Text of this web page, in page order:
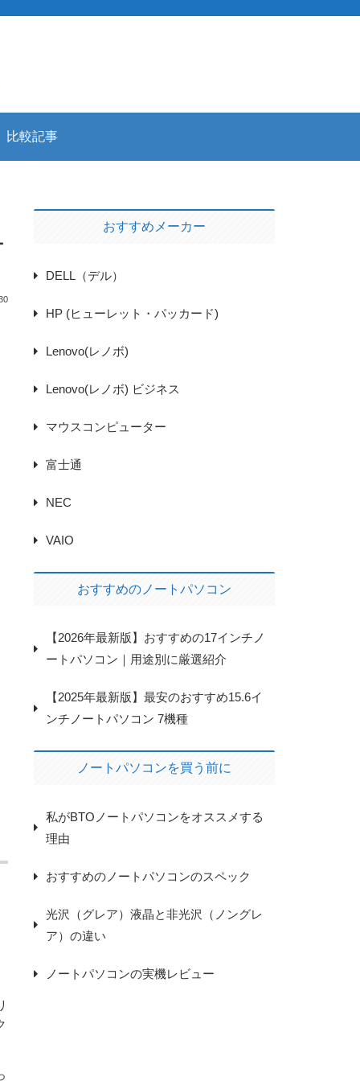
比較記事
おすすめメーカー
DELL（デル）
HP (ヒューレット・パッカード)
Lenovo(レノボ)
Lenovo(レノボ) ビジネス
マウスコンピューター
富士通
NEC
VAIO
おすすめのノートパソコン
【2026年最新版】おすすめの17インチノ
ートパソコン｜用途別に厳選紹介
【2025年最新版】最安のおすすめ15.6イ
ンチノートパソコン 7機種
ノートパソコンを買う前に
私がBTOノートパソコンをオススメする
理由
おすすめのノートパソコンのスペック
光沢（グレア）液晶と非光沢（ノングレ
ア）の違い
ノートパソコンの実機レビュー